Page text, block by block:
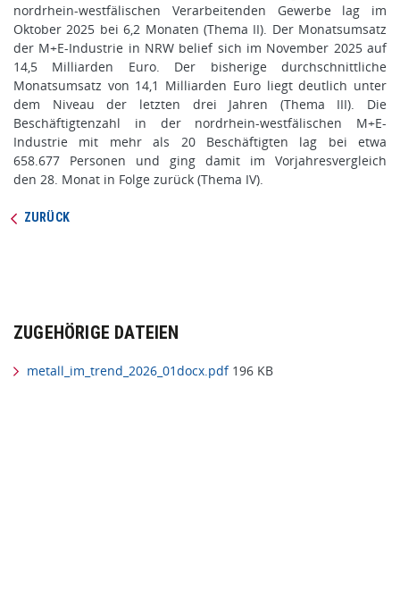
nordrhein-westfälischen Verarbeitenden Gewerbe lag im
Oktober 2025 bei 6,2 Monaten (Thema II). Der Monatsumsatz
der M+E-Industrie in NRW belief sich im November 2025 auf
14,5 Milliarden Euro. Der bisherige durchschnittliche
Monatsumsatz von 14,1 Milliarden Euro liegt deutlich unter
dem Niveau der letzten drei Jahren (Thema III). Die
Beschäftigtenzahl in der nordrhein-westfälischen M+E-
Industrie mit mehr als 20 Beschäftigten lag bei etwa
658.677 Personen und ging damit im Vorjahresvergleich
den 28. Monat in Folge zurück (Thema IV).
ZURÜCK
ZUGEHÖRIGE DATEIEN
metall_im_trend_2026_01docx.pdf196 KB